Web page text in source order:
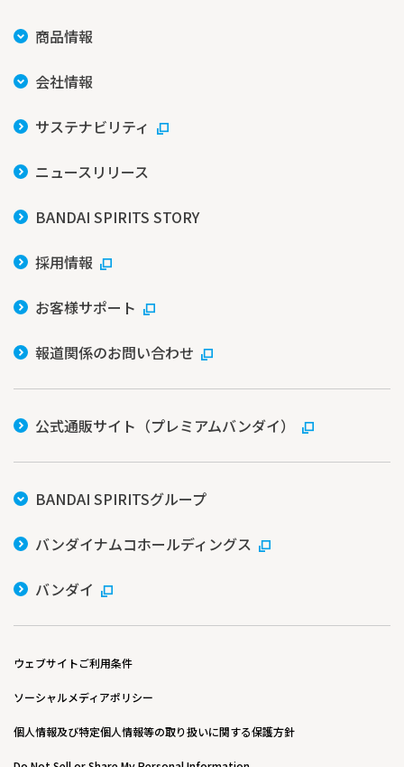
商品情報
会社情報
サステナビリティ
ニュースリリース
BANDAI SPIRITS STORY
採用情報
お客様サポート
報道関係のお問い合わせ
公式通販サイト（プレミアムバンダイ）
BANDAI SPIRITSグループ
バンダイナムコホールディングス
バンダイ
ウェブサイトご利用条件
ソーシャルメディアポリシー
個人情報及び特定個人情報等の取り扱いに関する保護方針